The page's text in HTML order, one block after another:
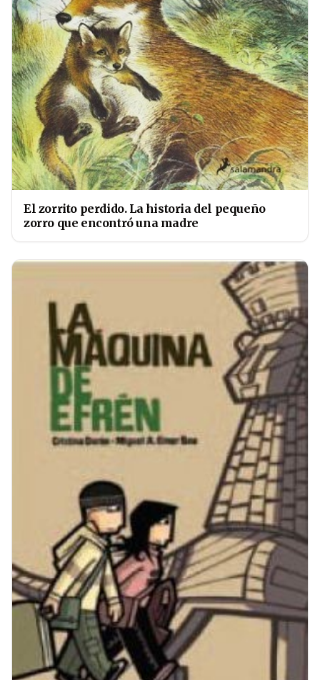
El zorrito perdido. La historia del pequeño
zorro que encontró una madre